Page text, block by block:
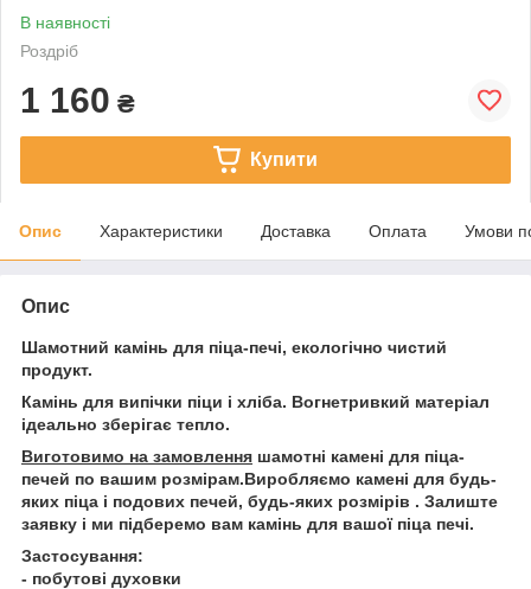
В наявності
Роздріб
1 160 ₴
Купити
Опис Характеристики Доставка Оплата Умови
Опис
Шамотний камінь для піца-печі, екологічно чистий
продукт.
Камінь для випічки піци і хліба. Вогнетривкий матеріал
ідеально зберігає тепло.
Виготовимо на замовлення шамотні камені для піца-
печей по вашим розмірам.Виробляємо камені для будь-
яких піца і подових печей, будь-яких розмірів . Залиште
заявку і ми підберемо вам камінь для вашої піца печі.
Застосування:
- побутові духовки